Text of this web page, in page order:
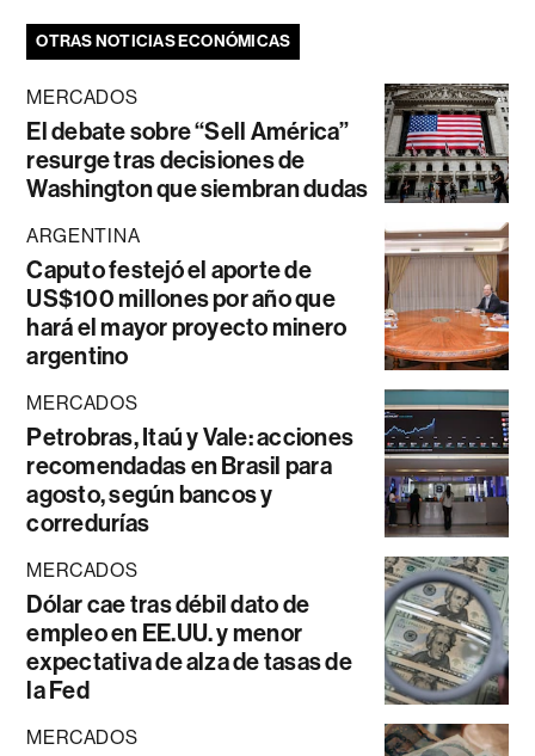
OTRAS NOTICIAS ECONÓMICAS
MERCADOS
El debate sobre “Sell América”
resurge tras decisiones de
Washington que siembran dudas
ARGENTINA
Caputo festejó el aporte de
US$100 millones por año que
hará el mayor proyecto minero
argentino
MERCADOS
Petrobras, Itaú y Vale: acciones
recomendadas en Brasil para
agosto, según bancos y
corredurías
MERCADOS
Dólar cae tras débil dato de
empleo en EE.UU. y menor
expectativa de alza de tasas de
la Fed
MERCADOS